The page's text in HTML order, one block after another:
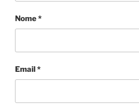
Nome*
Email*